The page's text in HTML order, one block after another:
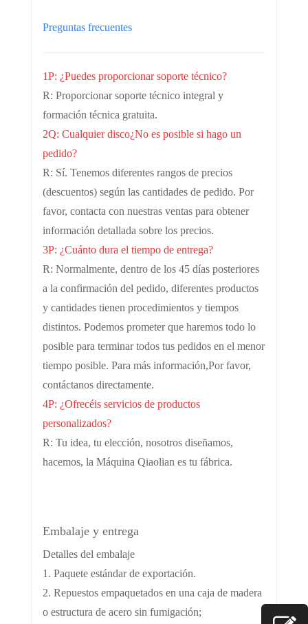
Preguntas frecuentes
1P: ¿Puedes proporcionar soporte técnico?
R: Proporcionar soporte técnico integral y
formación técnica gratuita.
2Q: Cualquier disco¿No es posible si hago un
pedido?
R: Sí. Tenemos diferentes rangos de precios
(descuentos) según las cantidades de pedido. Por
favor, contacta con nuestras ventas para obtener
información detallada sobre los precios.
3P: ¿Cuánto dura el tiempo de entrega?
R: Normalmente, dentro de los 45 días posteriores
a la confirmación del pedido, diferentes productos
y cantidades tienen procedimientos y tiempos
distintos. Podemos prometer que haremos todo lo
posible para terminar todos tus pedidos en el menor
tiempo posible. Para más información,Por favor,
contáctanos directamente.
4P: ¿Ofrecéis servicios de productos
personalizados?
R: Tu idea, tu elección, nosotros diseñamos,
hacemos, la Máquina Qiaolian es tu fábrica.
Embalaje y entrega
Detalles del embalaje
1. Paquete estándar de exportación.
2. Repuestos empaquetados en una caja de madera
o estructura de acero sin fumigación;